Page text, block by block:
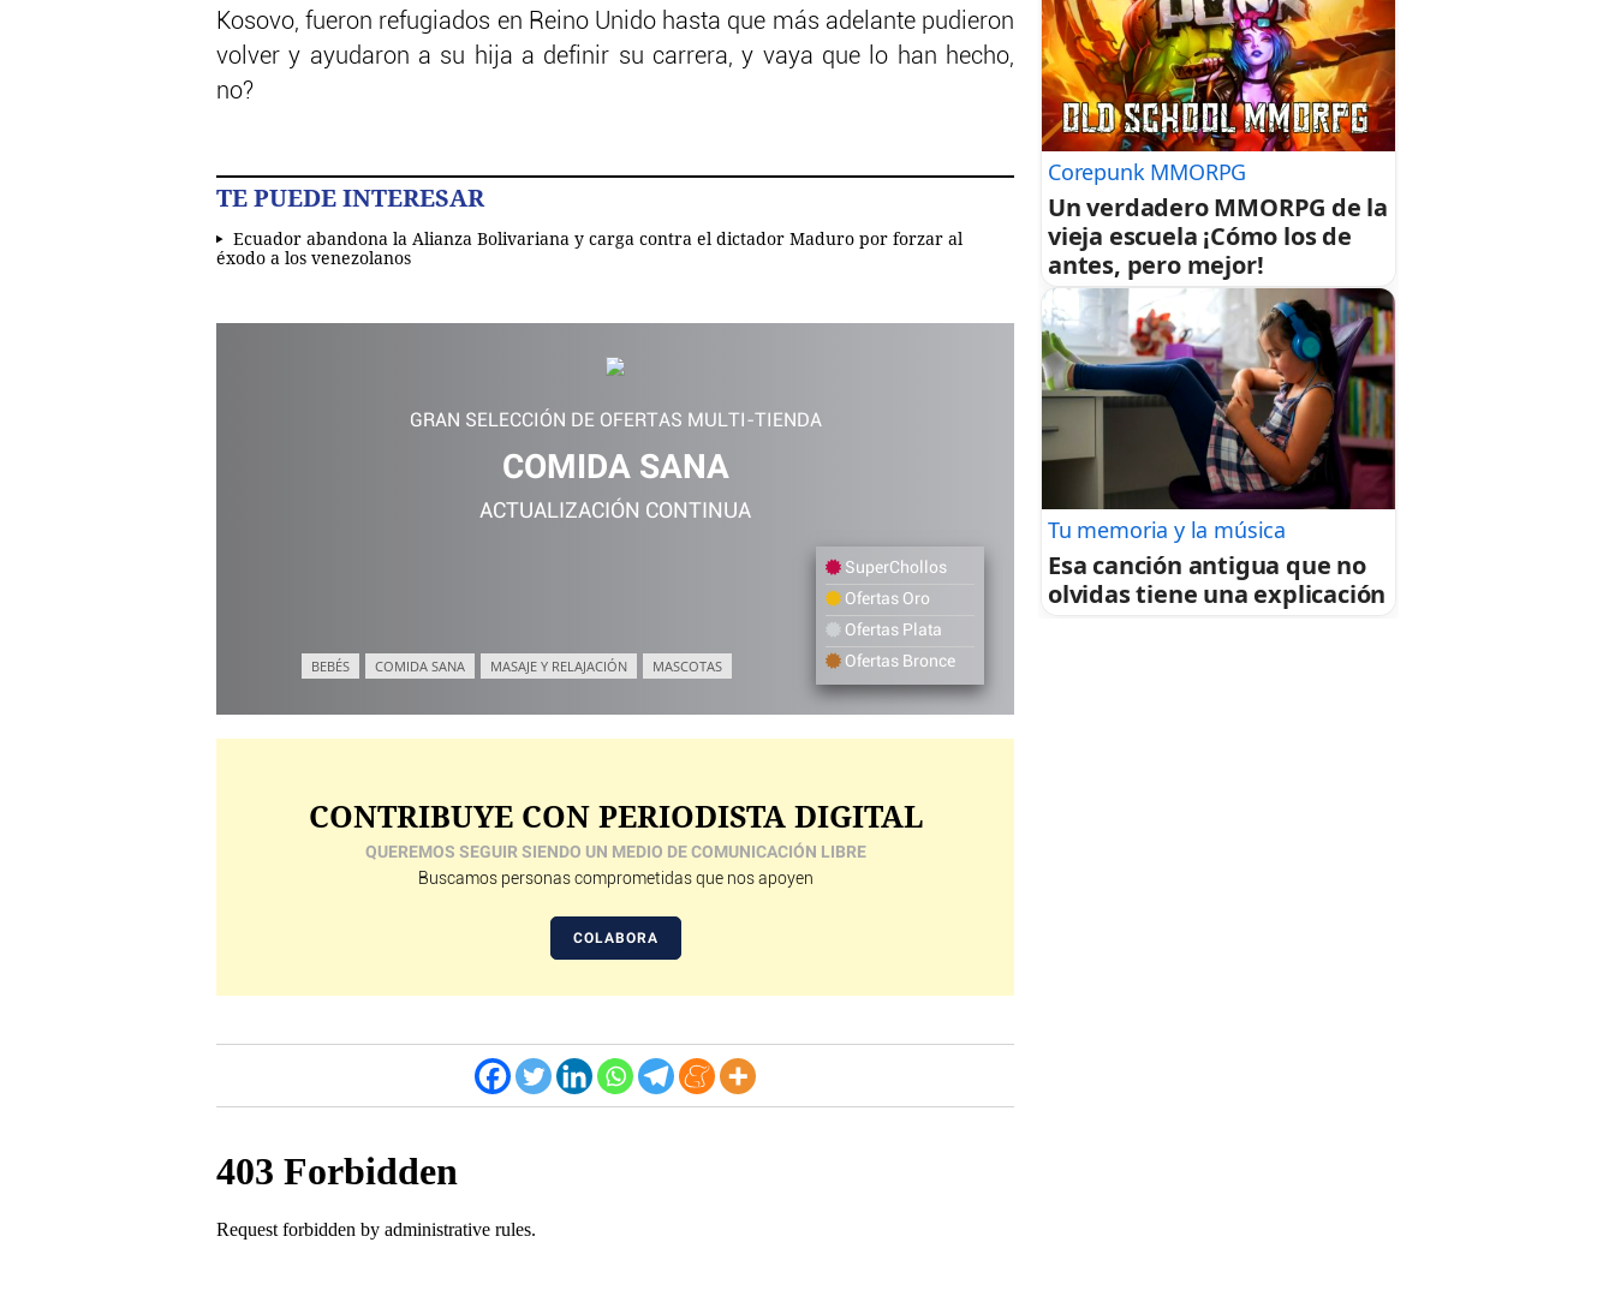
Kosovo, fueron refugiados en Reino Unido hasta que más adelante pudieron
volver y ayudaron a su hija a definir su carrera, y vaya que lo han hecho,
no?
TE PUEDE INTERESAR
Ecuador abandona la Alianza Bolivariana y carga contra el dictador Maduro por forzar al
éxodo a los venezolanos
GRAN SELECCIÓN DE OFERTAS MULTI-TIENDA
COMIDA SANA
ACTUALIZACIÓN CONTINUA
BEBÉS COMIDA SANA MASAJE Y RELAJACIÓN MASCOTAS
SuperChollos
Ofertas Oro
Ofertas Plata
Ofertas Bronce
CONTRIBUYE CON PERIODISTA DIGITAL
QUEREMOS SEGUIR SIENDO UN MEDIO DE COMUNICACIÓN LIBRE
Buscamos personas comprometidas que nos apoyen
COLABORA
Corepunk MMORPG
Un verdadero MMORPG de la
vieja escuela ¡Cómo los de
antes, pero mejor!
Tu memoria y la música
Esa canción antigua que no
olvidas tiene una explicación